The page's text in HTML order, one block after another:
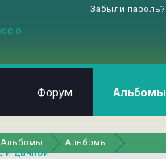
Альбомы Альбомы
Забыли пароль?
Форум Альбомы